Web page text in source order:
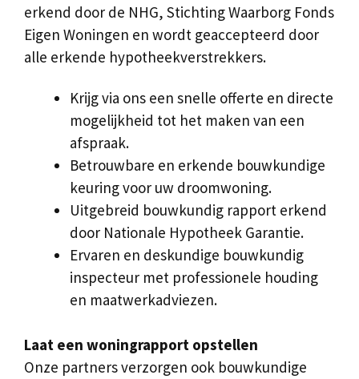
erkend door de NHG, Stichting Waarborg Fonds
Eigen Woningen en wordt geaccepteerd door
alle erkende hypotheekverstrekkers.
Krijg via ons een snelle offerte en directe
mogelijkheid tot het maken van een
afspraak.
Betrouwbare en erkende bouwkundige
keuring voor uw droomwoning.
Uitgebreid bouwkundig rapport erkend
door Nationale Hypotheek Garantie.
Ervaren en deskundige bouwkundig
inspecteur met professionele houding
en maatwerkadviezen.
Laat een woningrapport opstellen
Onze partners verzorgen ook bouwkundige